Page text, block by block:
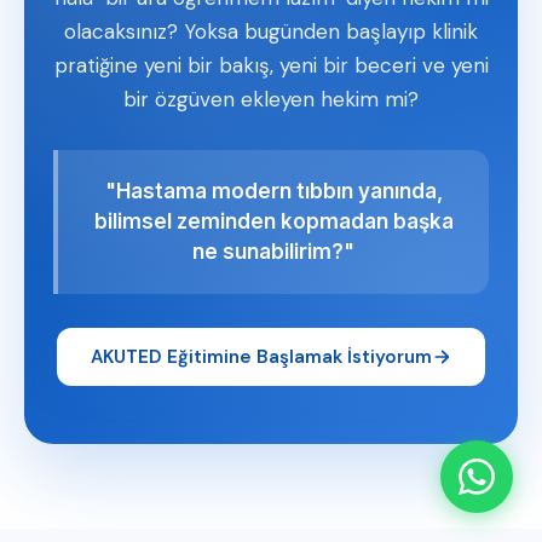
olacaksınız? Yoksa bugünden başlayıp klinik
pratiğine yeni bir bakış, yeni bir beceri ve yeni
bir özgüven ekleyen hekim mi?
"Hastama modern tıbbın yanında,
bilimsel zeminden kopmadan başka
ne sunabilirim?"
AKUTED Eğitimine Başlamak İstiyorum